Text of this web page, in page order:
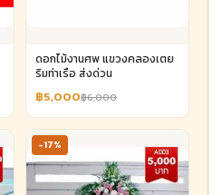
ดอกไม้งานศพ แขวงคลองเตย
ริมท่าเรือ ส่งด่วน
฿5,000฿6,000
-17%